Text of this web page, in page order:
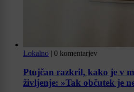
Lokalno | 0 komentarjev
Ptujčan razkril, kako je v
življenje: »Tak občutek je